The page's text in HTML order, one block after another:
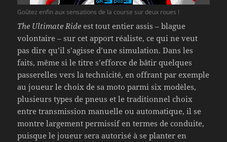
Goûtez enfin aux sensations de la course sur deux roues !
The Ultimate Ride est tout entier assis – blague
volontaire – sur cet apport réaliste, ce qui ne veut
pas dire qu’il s’agisse d’une simulation. Dans les
faits, même si le titre s’efforce de bâtir quelques
passerelles vers la technicité, en offrant par exemple
au joueur le choix de sa moto parmi six modèles,
plusieurs types de pneus et le traditionnel choix
entre transmission manuelle ou automatique, il se
montre largement permissif en termes de conduite,
puisque le joueur sera autorisé à se planter en